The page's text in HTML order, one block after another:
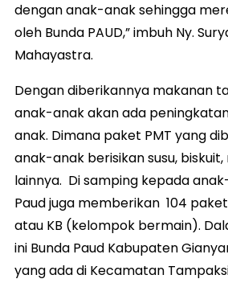
dengan anak-anak sehingga
oleh Bunda PAUD,” imbuh Ny.
Mahayastra.
Dengan diberikannya makanan
anak-anak akan ada
anak. Dimana paket PMT yang
anak-anak berisikan susu,
lainnya. Di samping kepada
Paud juga memberikan 104
atau KB (kelompok bermain).
ini Bunda Paud Kabupaten
yang ada di Kecamatan